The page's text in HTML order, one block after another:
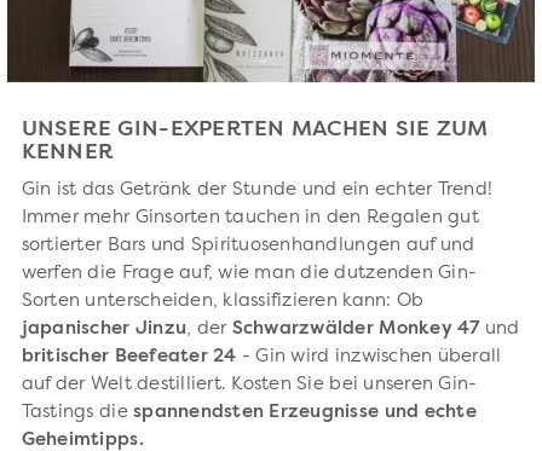
UNSERE GIN-EXPERTEN MACHEN SIE ZUM
KENNER
Gin ist das Getränk der Stunde und ein echter Trend!
Immer mehr Ginsorten tauchen in den Regalen gut
sortierter Bars und Spirituosenhandlungen auf und
werfen die Frage auf, wie man die dutzenden Gin-
Sorten unterscheiden, klassifizieren kann: Ob
japanischer Jinzu, der Schwarzwälder Monkey 47 und
britischer Beefeater 24 - Gin wird inzwischen überall
auf der Welt destilliert. Kosten Sie bei unseren Gin-
Tastings diespannendsten Erzeugnisse und echte
Geheimtipps.